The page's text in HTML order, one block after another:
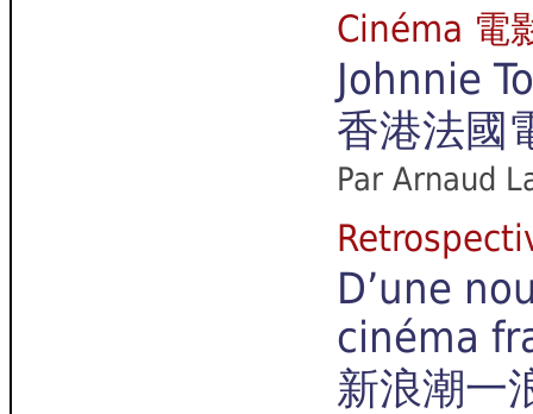
Cinéma 電
Johnnie
香港法國
Par Arnaud
D’une
cinéma
新浪潮一